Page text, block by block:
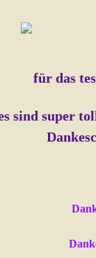
für das
sind super